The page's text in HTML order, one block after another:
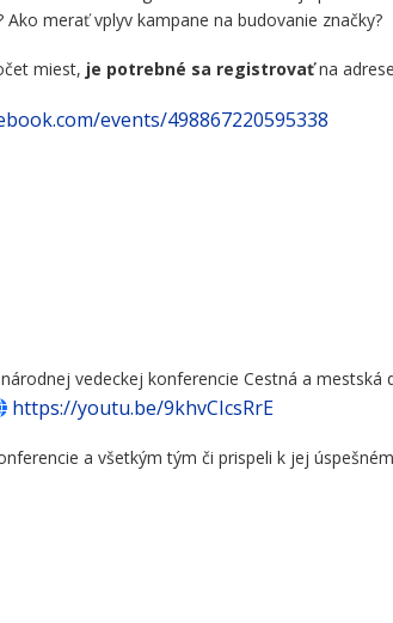
merať vplyv kampane na budovanie značky?
miest, je potrebné sa registrovaťna
events/498867220595338
vedeckej konferencie Cestná a
https://youtu.be/9khvCIcsRrE
a všetkým tým či prispeli k jej